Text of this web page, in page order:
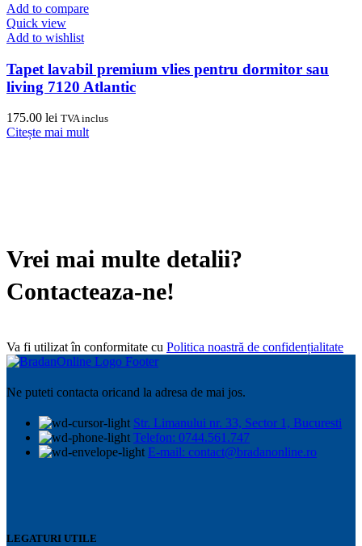
Add to compare
Quick view
Add to wishlist
Tapet lavabil premium vlies pentru dormitor sau
living 7120 Atlantic
175.00 lei TVA inclus
Citește mai mult
Vrei mai multe detalii?
Contacteaza-ne!
Va fi utilizat în conformitate cu Politica noastră de confidențialitate
Ne puteti contacta oricand la adresa de mai jos.
Str. Limanului nr. 33, Sector 1, Bucuresti
Telefon: 0744.561.747
E-mail: contact@bradanonline.ro
LEGATURI UTILE